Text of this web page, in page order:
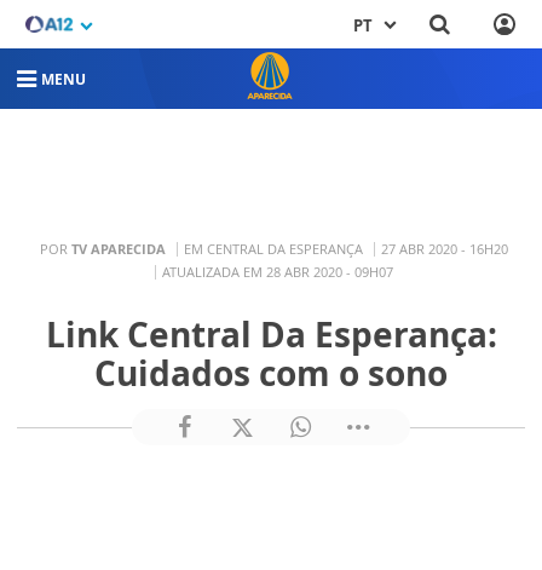
PT
MENU
POR TV APARECIDA EM CENTRAL DA ESPERANÇA
27 ABR 2020 - 16H20
ATUALIZADA EM 28 ABR 2020 - 09H07
Link Central Da Esperança:
Cuidados com o sono